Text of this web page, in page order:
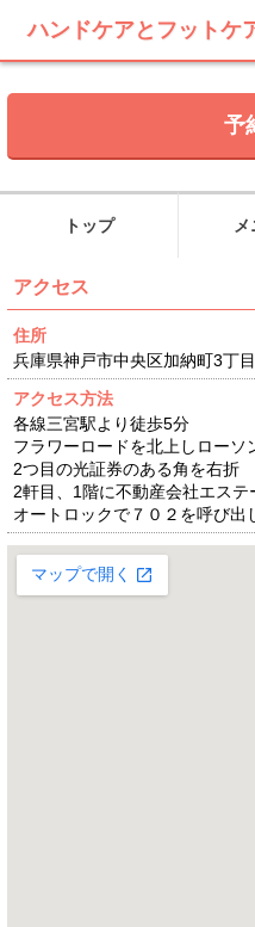
ハンドケアとフット
トップ
アクセス
住所
兵庫県神戸市中央区加納町3丁
アクセス方法
各線三宮駅より徒歩5分
フラワーロードを北上しローソ
2つ目の光証券のある角を右折
2軒目、1階に不動産会社エステ
オートロックで７０２を呼び出